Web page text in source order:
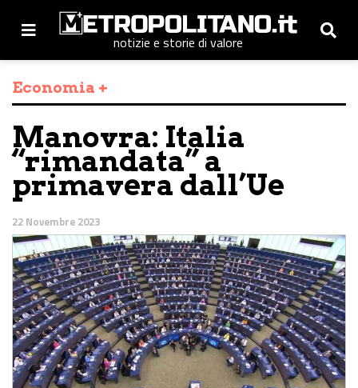
notizie e storie di valore
Economia +
Manovra: Italia
“rimandata” a
primavera dall’Ue
22 Novembre 2023